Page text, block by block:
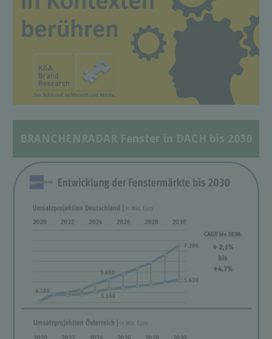
BRANCHENRADAR Fenster in DACH bis 2030